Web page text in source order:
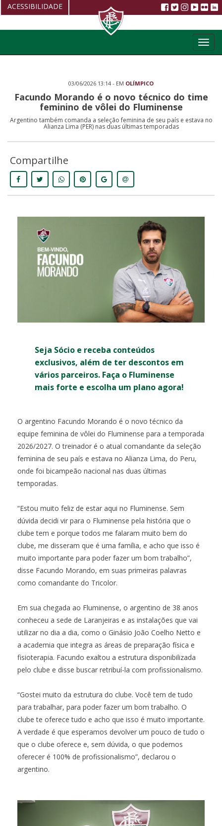
03/06/2026 13:14 - EM OLÍMPICO
Facundo Morando é o novo técnico do time
feminino de vôlei do Fluminense
Argentino também comanda a seleção feminina de seu país e estava no
Alianza Lima (PER) nas duas últimas temporadas
Compartilhe
Seja Sócio e receba conteúdos
exclusivos, além de ter descontos em
vários parceiros. Faça o Fluminense
mais forte e escolha um plano agora!
O argentino Facundo Morando é o novo técnico da
equipe feminina de vôlei do Fluminense para a temporada
2026/2027. O treinador é o atual comandante da seleção
feminina de seu país e estava no Alianza Lima, do Peru,
onde foi bicampeão nacional nas duas últimas
temporadas.
“Estou muito feliz de estar aqui no Fluminense. Sem
dúvida decidi vir para o Fluminense pela história que o
clube tem e porque todos me falaram muito bem do
clube, me disseram que é uma família, e acho que isso é
muito importante para poder fazer um bom trabalho”,
disse Facundo Morando, em suas primeiras palavras
como comandante do Tricolor.
Em sua chegada ao Fluminense, o argentino de 38 anos
conheceu a sede de Laranjeiras e as instalações que vai
utilizar no dia a dia, como o Ginásio João Coelho Netto e
a academia que integra as áreas de preparação física e
fisioterapia. Facundo exaltou a estrutura disponibilizada
pelo clube e disse buscar retribuí-la com profissionalismo.
“Gostei muito da estrutura do clube. Você tem de tudo
para trabalhar, para poder fazer um bom trabalho. O
clube te oferece tudo e acho que isso é muito importante.
A verdade é que esperamos devolver um pouco de tudo o
que o clube oferece e, sem dúvida, o que podemos
oferecer é 100% de profissionalismo”, declarou o
argentino.
ACESSIBILIDADE